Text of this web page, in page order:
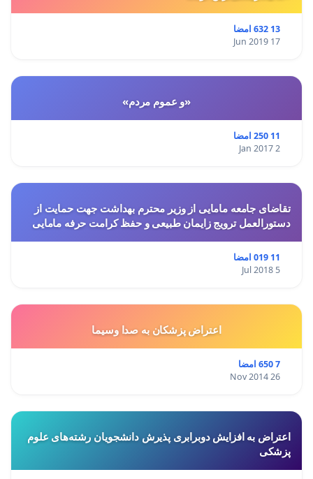
13 632 امضا
17 Jun 2019
«و عموم مردم»
11 250 امضا
2 Jan 2017
تقاضای جامعه مامایی از وزیر محترم بهداشت جهت حمایت از
دستورالعمل ترویج زایمان طبیعی و حفظ کرامت حرفه مامایی
11 019 امضا
5 Jul 2018
اعتراض پزشكان به صدا وسيما
7 650 امضا
26 Nov 2014
اعتراض به افزایش دوبرابری پذیرش دانشجویان رشته‌های علوم
پزشکی